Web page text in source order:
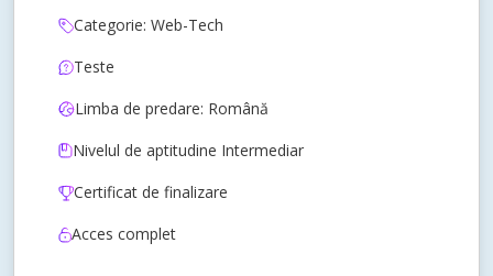
Categorie: Web-Tech
Teste
Limba de predare: Română
Nivelul de aptitudine Intermediar
Certificat de finalizare
Acces complet